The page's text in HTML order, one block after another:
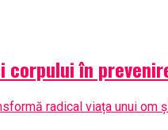
corpului în
radical viața unui om